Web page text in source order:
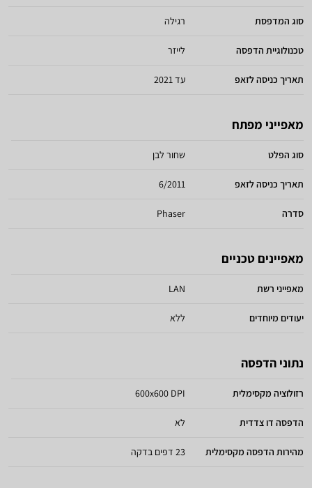
סוג המדפסת רגילה
טכנולוגיית הדפסה לייזר
תאריך כניסה לזאפ עד 2021
מאפייני מפתח
סוג הפלט שחור לבן
תאריך כניסה לזאפ 6/2011
סדרה Phaser
מאפיינים טכניים
מאפייני רשת LAN
יעודים מיוחדים ללא
נתוני הדפסה
רזולוציה מקסימלית 600x600 DPI
הדפסה דו צדדית לא
מהירות הדפסה מקסימלית 23 דפים בדקה